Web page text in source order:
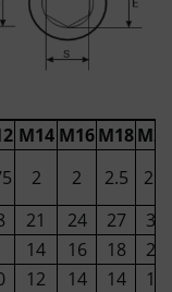
M14 M16M18M20
2 2 2.5
2.5
21 24 27
30
14 16 18
20
12 14 14
17